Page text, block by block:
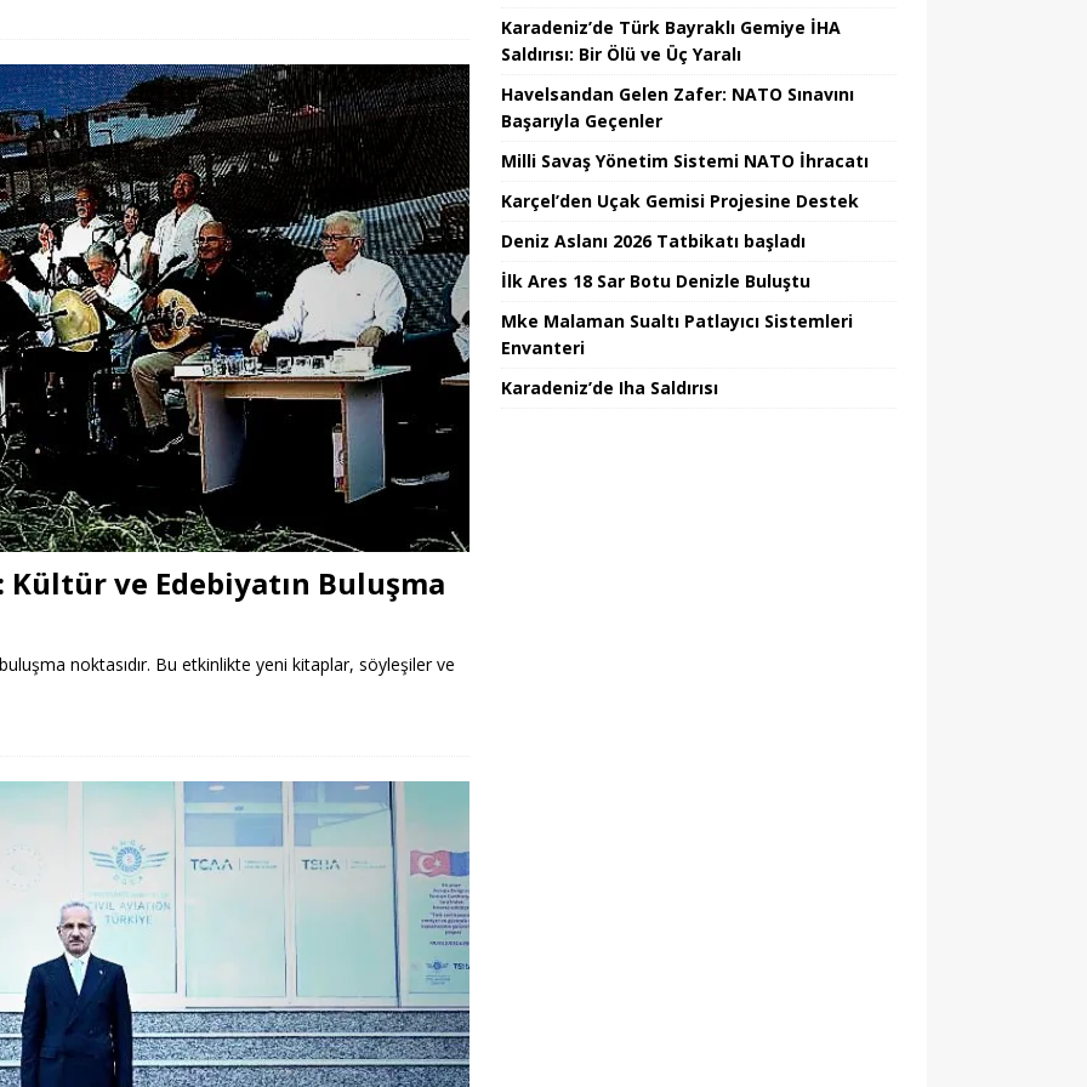
Kültür ve Edebiyatın Buluşma
noktasıdır. Bu etkinlikte yeni kitaplar, söyleşiler ve
Karadeniz’de Türk Bayraklı Gemiye İHA
Saldırısı: Bir Ölü ve Üç Yaralı
Havelsandan Gelen Zafer: NATO Sınavını
Başarıyla Geçenler
Milli Savaş Yönetim Sistemi NATO İhracatı
Karçel’den Uçak Gemisi Projesine Destek
Deniz Aslanı 2026 Tatbikatı başladı
İlk Ares 18 Sar Botu Denizle Buluştu
Mke Malaman Sualtı Patlayıcı Sistemleri
Envanteri
Karadeniz’de Iha Saldırısı